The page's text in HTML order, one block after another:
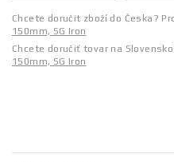
Chcete doručit zboží do Česka?
150mm, SG Iron
Chcete doručiť tovar na
150mm, SG Iron